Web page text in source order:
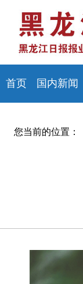
首页 国内新闻
您当前的位置：